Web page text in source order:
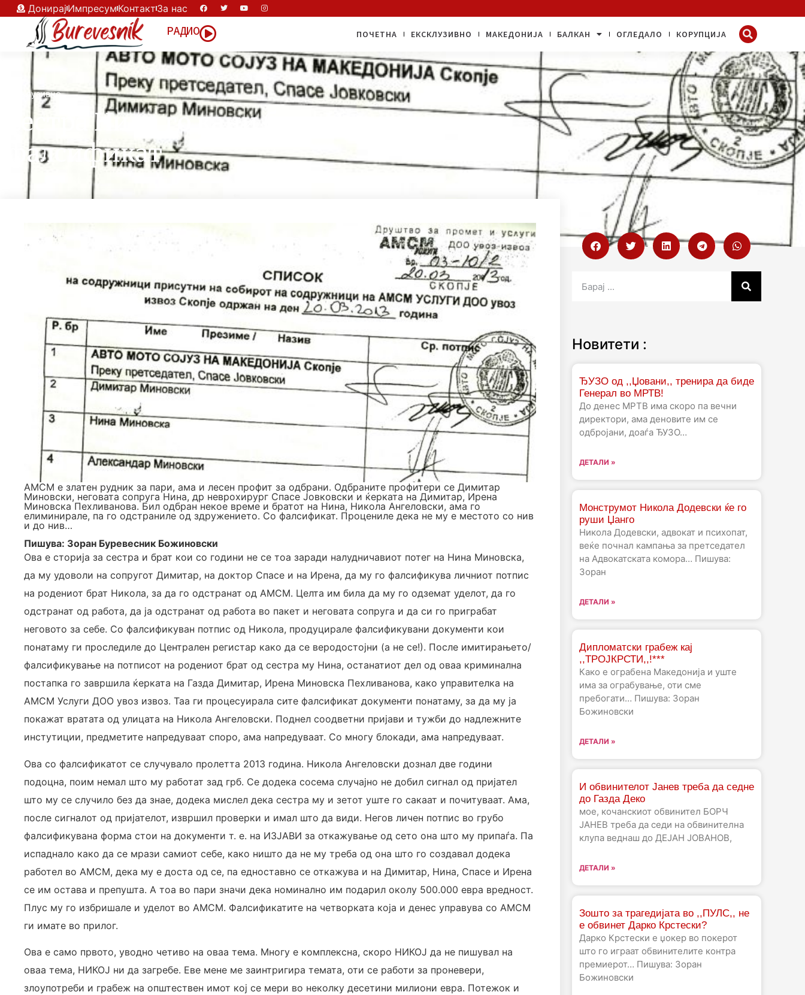
ДонирајИмпресумКонтактЗа нас
РАДИО ПОЧЕТНА EКСКЛУЗИВНО МАКЕДОНИЈА БАЛКАН ОГЛЕДАЛО КОРУПЦИЈА
Eксклузивно
Сестра Нина го кани брат Никола на
фалсификат
АМСМ е златен рудник за пари, ама и лесен профит за одбрани. Одбраните профитери се Димитар
Миновски, неговата сопруга Нина, др неврохирург Спасе Јовковски и ќерката на Димитар, Ирена
Миновска Пехливанова. Бил одбран некое време и братот на Нина, Никола Ангеловски, ама го
елиминирале, па го одстраниле од здружението. Со фалсификат. Процениле дека не му е местото со нив
и до нив…
Пишува: Зоран Буревесник Божиновски
Ова е сторија за сестра и брат кои со години не се тоа заради налудничавиот потег на Нина Миновска,
да му удоволи на сопругот Димитар, на доктор Спасе и на Ирена, да му го фалсификува личниот потпис
на родениот брат Никола, за да го одстранат од АМСМ. Целта им била да му го одземат уделот, да го
одстранат од работа, да ја одстранат од работа во пакет и неговата сопруга и да си го приграбат
неговото за себе. Со фалсификуван потпис од Никола, продуцирале фалсификувани документи кои
понатаму ги проследиле до Централен регистар како да се веродостојни (а не се!). После имитирањето/
фалсификување на потписот на родениот брат од сестра му Нина, останатиот дел од оваа криминална
постапка го завршила ќерката на Газда Димитар, Ирена Миновска Пехливанова, како управителка на
АМСМ Услуги ДОО увоз извоз. Таа ги процесуирала сите фалсификат документи понатаму, за да му ја
покажат вратата од улицата на Никола Ангеловски. Поднел соодветни пријави и тужби до надлежните
инстутиции, предметите напредуваат споро, ама напредуваат. Со многу блокади, ама напредуваат.
Ова со фалсификатот се случувало пролетта 2013 година. Никола Ангеловски дознал две години
подоцна, поим немал што му работат зад грб. Се додека сосема случајно не добил сигнал од пријател
што му се случило без да знае, додека мислел дека сестра му и зетот уште го сакаат и почитуваат. Ама,
после сигналот од пријателот, извршил проверки и имал што да види. Негов личен потпис во грубо
фалсификувана форма стои на документи т. е. на ИЗЈАВИ за откажување од сето она што му припаѓа. Па
испаднало како да се мрази самиот себе, како ништо да не му треба од она што го создавал додека
работел во АМСМ, дека му е доста од се, па едноставно се откажува и на Димитар, Нина, Спасе и Ирена
се им остава и препушта. А тоа во пари значи дека номинално им подарил околу 500.000 евра вредност.
Плус му го избришале и уделот во АМСМ. Фалсификатите на четворката која и денес управува со АМСМ
ги имате во прилог.
Ова е само првото, уводно четиво на оваа тема. Многу е комплексна, скоро НИКОЈ да не пишувал на
оваа тема, НИКОЈ ни да загребе. Еве мене ме заинтригира темата, оти се работи за проневери,
злоупотреби и грабеж на општествен имот кој се мери во неколку десетини милиони евра. Потежок и
Новитети :
ЂУЗО од ,,Џовани,, тренира да биде
Генерал во МРТВ!
До денес МРТВ има скоро па вечни
директори, ама деновите им се
одбројани, доаѓа ЂУЗО…
ДЕТАЛИ »
Монструмот Никола Додевски ќе го
руши Џанго
Никола Додевски, адвокат и психопат,
веќе почнал кампања за претседател
на Адвокатската комора… Пишува:
Зоран
ДЕТАЛИ »
Дипломатски грабеж кај
,,ТРОЈКРСТИ,,!***
Како е ограбена Македонија и уште
има за ограбување, оти сме
пребогати… Пишува: Зоран
Божиновски
ДЕТАЛИ »
И обвинителот Јанев треба да седне
до Газда Деко
мое, кочанскиот обвинител БОРЧ
ЈАНЕВ треба да седи на обвинителна
клупа веднаш до ДЕЈАН ЈОВАНОВ,
ДЕТАЛИ »
Зошто за трагедијата во ,,ПУЛС,, не
е обвинет Дарко Крстески?
Дарко Крстески е џокер во покерот
што го играат обвинителите контра
премиерот… Пишува: Зоран
Божиновски